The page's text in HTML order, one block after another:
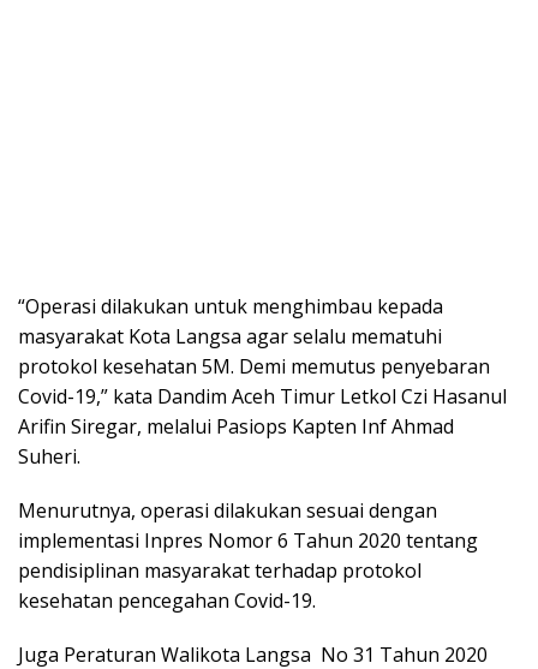
“Operasi dilakukan untuk menghimbau kepada
masyarakat Kota Langsa agar selalu mematuhi
protokol kesehatan 5M. Demi memutus penyebaran
Covid-19,” kata Dandim Aceh Timur Letkol Czi Hasanul
Arifin Siregar, melalui Pasiops Kapten Inf Ahmad
Suheri.
Menurutnya, operasi dilakukan sesuai dengan
implementasi Inpres Nomor 6 Tahun 2020 tentang
pendisiplinan masyarakat terhadap protokol
kesehatan pencegahan Covid-19.
Juga Peraturan Walikota Langsa No 31 Tahun 2020